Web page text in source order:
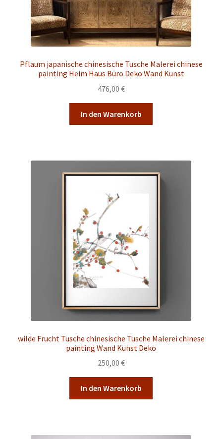
Pflaum japanische chinesische Tusche Malerei chinese
painting Heim Haus Büro Deko Wand Kunst
476,00 €
In den Warenkorb
wilde Frucht Tusche chinesische Tusche Malerei chinese
painting Wand Kunst Deko
250,00 €
In den Warenkorb